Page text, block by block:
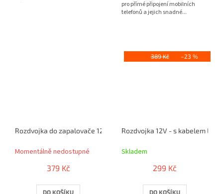
pro přímé připojení mobilních
telefonů a jejich snadné...
Rozdvojka do zapalovače 12V - s USB výstupem / kabelem / LED
Momentálně nedostupné
379 Kč
DO KOŠÍKU
389 Kč –23 %
Rozdvojka 12V - s kabelem Lux
Skladem
299 Kč
DO KOŠÍKU